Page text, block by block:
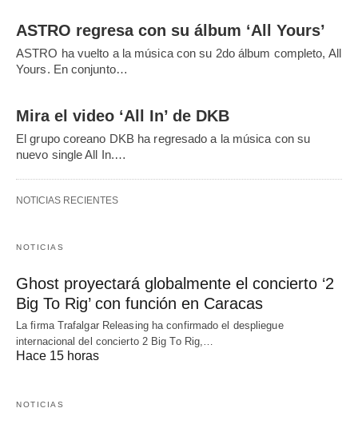
ASTRO regresa con su álbum ‘All Yours’
ASTRO ha vuelto a la música con su 2do álbum completo, All
Yours. En conjunto…
Mira el video ‘All In’ de DKB
El grupo coreano DKB ha regresado a la música con su
nuevo single All In.…
NOTICIAS RECIENTES
NOTICIAS
Ghost proyectará globalmente el concierto ‘2
Big To Rig’ con función en Caracas
La firma Trafalgar Releasing ha confirmado el despliegue
internacional del concierto 2 Big To Rig,…
Hace 15 horas
NOTICIAS